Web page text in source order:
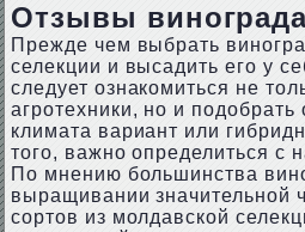
Отзывы
Прежде чем выбрать
селекции и высадить его у
следует ознакомиться не
агротехники, но и
климата вариант или
того, важно определиться с
По мнению большинства
выращивании значительной
сортов из молдавской